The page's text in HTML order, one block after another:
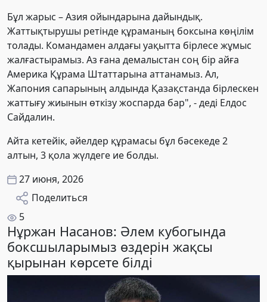
Бұл жарыс – Азия ойындарына дайындық.
Жаттықтырушы ретінде құраманың боксына көңілім
толады. Командамен алдағы уақытта бірлесе жұмыс
жалғастырамыз. Аз ғана демалыстан соң бір айға
Америка Құрама Штаттарына аттанамыз. Ал,
Жапония сапарының алдында Қазақстанда бірлескен
жаттығу жиынын өткізу жоспарда бар", - деді Елдос
Сайдалин.
Айта кетейік, әйелдер құрамасы бұл бәсекеде 2
алтын, 3 қола жүлдеге ие болды.
27 июня, 2026
Поделиться
5
Нұржан Насанов: Әлем кубогында
боксшыларымыз өздерін жақсы
қырынан көрсете білді